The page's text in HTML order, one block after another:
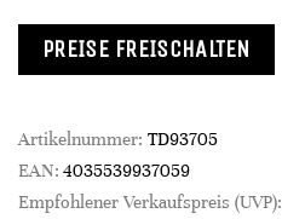
PREISE FREISCHALTEN
Artikelnummer: TD93705
EAN: 4035539937059
Empfohlener Verkaufspreis (UVP):